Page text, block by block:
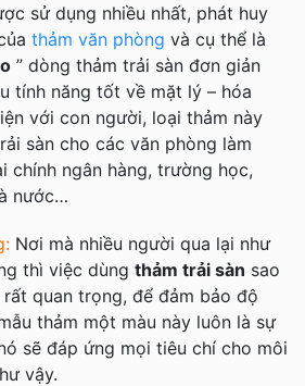
sử dụng nhiều nhất, phát huy
thảm văn phòng và cụ thể là
” dòng thảm trải sàn đơn giản
tính năng tốt về mặt lý – hóa
với con người, loại thảm này
sàn cho các văn phòng làm
chính ngân hàng, trường học,
nước…
Nơi mà nhiều người qua lại như
thì việc dùng thảm trải sàn sao
quan trọng, để đảm bảo độ
thảm một màu này luôn là sự
sẽ đáp ứng mọi tiêu chí cho môi
vậy.